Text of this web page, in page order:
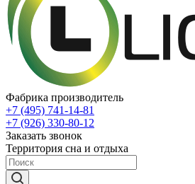
Фабрика производитель
+7 (495) 741-14-81
+7 (926) 330-80-12
Заказать звонок
Территория сна и отдыха